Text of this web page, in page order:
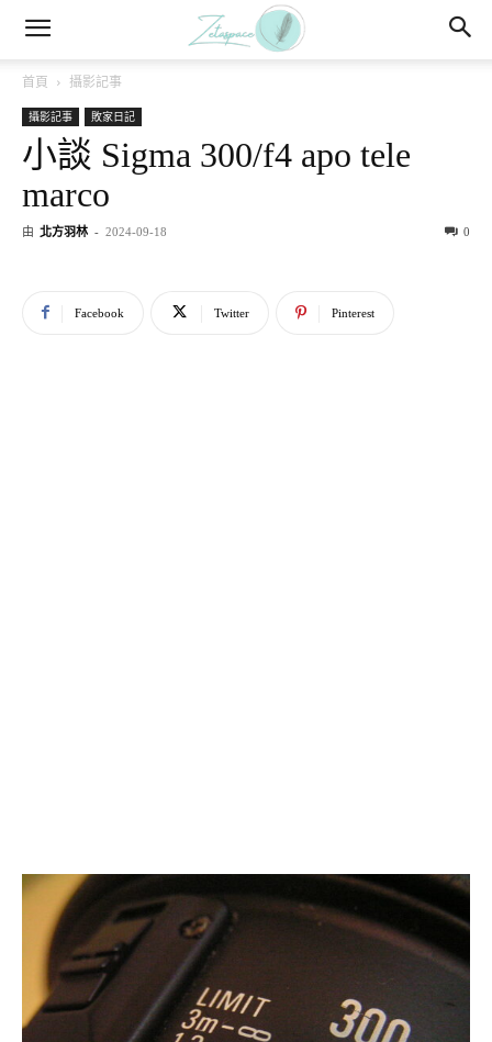
首頁 攝影記事
攝影記事 敗家日記
小談 Sigma 300/f4 apo tele
marco
由 北方羽林 - 2024-09-18 0
Facebook Twitter Pinterest